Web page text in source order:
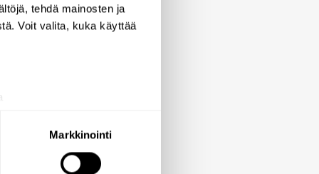
tehdä mainosten ja
Voit valita, kuka käyttää
. Voit muuttaa
Markkinointi